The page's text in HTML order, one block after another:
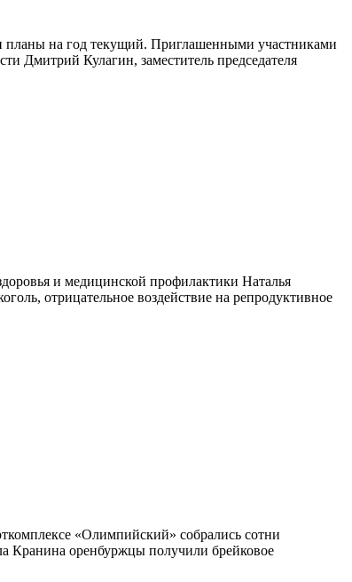
планы на год текущий. Приглашенными участниками
Дмитрий Кулагин, заместитель председателя
и медицинской профилактики Наталья
отрицательное воздействие на репродуктивное
«Олимпийский» собрались сотни
Кранина оренбуржцы получили брейковое